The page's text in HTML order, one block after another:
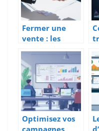
Fermer une
vente : les
etapes cles
pour reussir
Optimisez vos